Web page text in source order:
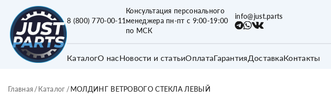
8 (800) 770-00-11
Консультация персонального
менеджера пн-пт с 9:00-19:00
по МСК
info@just.parts
КаталогО насНовости и статьиОплатаГарантия ДоставкаКонтакты
Главная /Каталог /МОЛДИНГ ВЕТРОВОГО СТЕКЛА ЛЕВЫЙ